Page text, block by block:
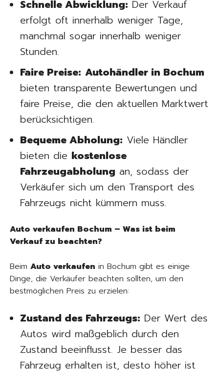
Schnelle Abwicklung: Der Verkauf
erfolgt oft innerhalb weniger Tage,
manchmal sogar innerhalb weniger
Stunden.
Faire Preise: Autohändler in Bochum
bieten transparente Bewertungen und
faire Preise, die den aktuellen Marktwert
berücksichtigen.
Bequeme Abholung: Viele Händler
bieten die kostenlose
Fahrzeugabholung an, sodass der
Verkäufer sich um den Transport des
Fahrzeugs nicht kümmern muss.
Auto verkaufen Bochum – Was ist beim
Verkauf zu beachten?
Beim Auto verkaufen in Bochum gibt es einige
Dinge, die Verkäufer beachten sollten, um den
bestmöglichen Preis zu erzielen:
Zustand des Fahrzeugs: Der Wert des
Autos wird maßgeblich durch den
Zustand beeinflusst. Je besser das
Fahrzeug erhalten ist, desto höher ist